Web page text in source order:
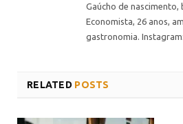
Gaúcho de nascimento,
Economista, 26 anos,
gastronomia.
RELATED POSTS